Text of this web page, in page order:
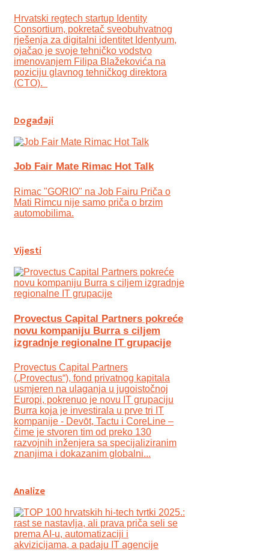
Hrvatski regtech startup Identity
Consortium, pokretač sveobuhvatnog
rješenja za digitalni identitet Identyum,
ojаčao je svoje tehničko vodstvo
imenovanjem Filipa Blažekovića na
poziciju glavnog tehničkog direktora
(CTO).
Događaji
Job Fair Mate Rimac Hot Talk
Rimac "GORIO" na Job Fairu Priča o
Mati Rimcu nije samo priča o brzim
automobilima.
Vijesti
Provectus Capital Partners pokreće
novu kompaniju Burra s ciljem
izgradnje regionalne IT grupacije
Provectus Capital Partners
(„Provectus“), fond privatnog kapitala
usmjeren na ulaganja u jugoistočnoj
Europi, pokrenuo je novu IT grupaciju
Burra koja je investirala u prve tri IT
kompanije - Devōt, Tactu i CoreLine –
čime je stvoren tim od preko 130
razvojnih inženjera sa specijaliziranim
znanjima i dokazanim globalni...
Analize